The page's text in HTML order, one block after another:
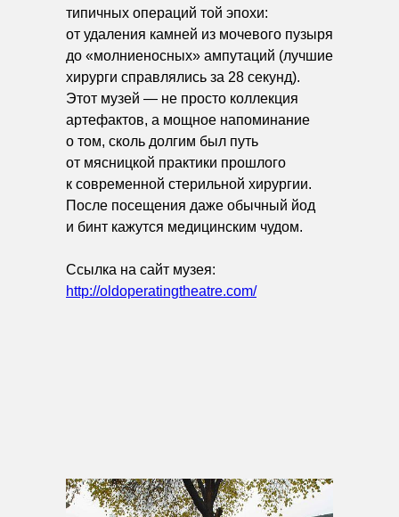
типичных операций той эпохи:
от удаления камней из мочевого пузыря
до «молниеносных» ампутаций (лучшие
хирурги справлялись за 28 секунд).
Этот музей — не просто коллекция
артефактов, а мощное напоминание
о том, сколь долгим был путь
от мясницкой практики прошлого
к современной стерильной хирургии.
После посещения даже обычный йод
и бинт кажутся медицинским чудом.
Ссылка на сайт музея:
http://oldoperatingtheatre.com/